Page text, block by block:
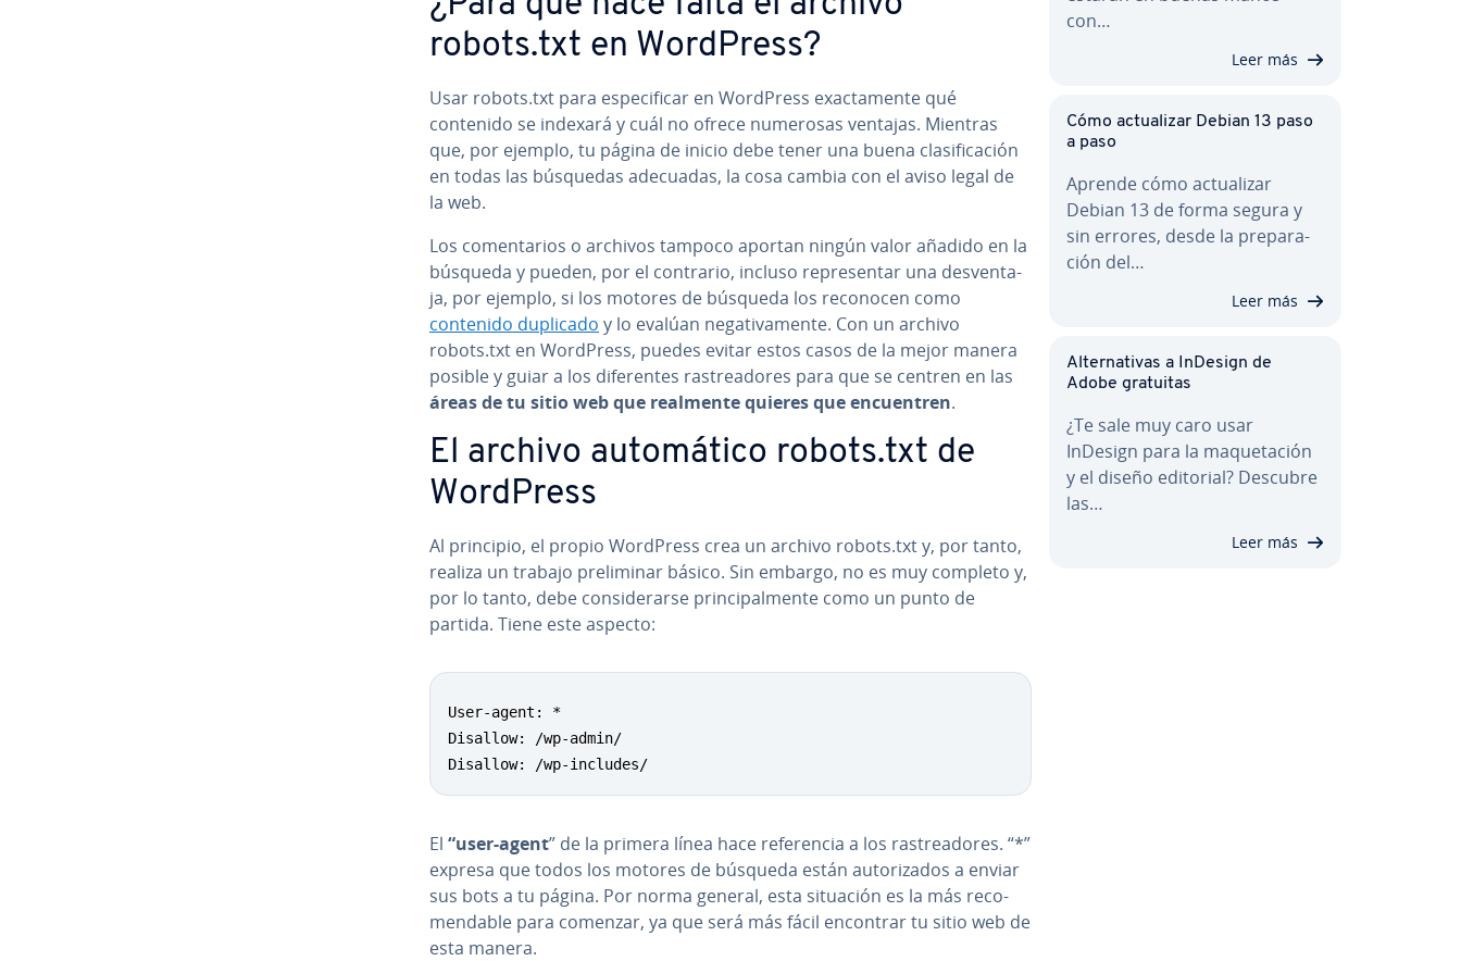
robots.txt en WordPress?
Usar robots.txt para es­pe­ci­fi­car en WordPress exac­ta­me­n­te qué
contenido se indexará y cuál no ofrece numerosas ventajas. Mientras
que, por ejemplo, tu página de inicio debe tener una buena cla­si­fi­ca­ción
en todas las búsquedas adecuadas, la cosa cambia con el aviso legal de
la web.
Los co­me­n­ta­rios o archivos tampoco aportan ningún valor añadido en la
búsqueda y pueden, por el contrario, incluso re­pre­se­n­tar una de­s­ve­n­ta­
ja, por ejemplo, si los motores de búsqueda los reconocen como
contenido duplicado y lo evalúan ne­ga­ti­va­me­n­te. Con un archivo
robots.txt en WordPress, puedes evitar estos casos de la mejor manera
posible y guiar a los di­fe­re­n­tes ra­s­trea­do­res para que se centren en las
áreas de tu sitio web que realmente quieres que en­cue­n­tren.
El archivo au­to­má­ti­co robots.txt de
WordPress
Al principio, el propio WordPress crea un archivo robots.txty, por tanto,
realiza un trabajo pre­li­mi­nar básico. Sin embargo, no es muy completo y,
por lo tanto, debe co­n­si­de­rar­se pri­n­ci­pa­l­me­n­te como un punto de
partida. Tiene este aspecto:
User-agent: *
Disallow: /wp-admin/
Disallow: /wp-includes/
El “user-agent” de la primera línea hace re­fe­re­n­cia a los ra­s­trea­do­res. “*”
expresa que todos los motores de búsqueda están au­to­ri­za­dos a enviar
sus bots a tu página. Por norma general, esta situación es la más re­co­
me­n­da­ble para comenzar, ya que será más fácil encontrar tu sitio web de
esta manera.
con…
Leer más
Cómo ac­tua­li­zar Debian 13 paso
a paso
Aprende cómo ac­tua­li­zar
Debian 13 de forma segura y
sin errores, desde la pre­pa­ra­
ción del…
Leer más
Al­te­r­na­ti­vas a InDesign de
Adobe gratuitas
¿Te sale muy caro usar
InDesign para la ma­que­ta­ción
y el diseño editorial? Descubre
las…
Leer más